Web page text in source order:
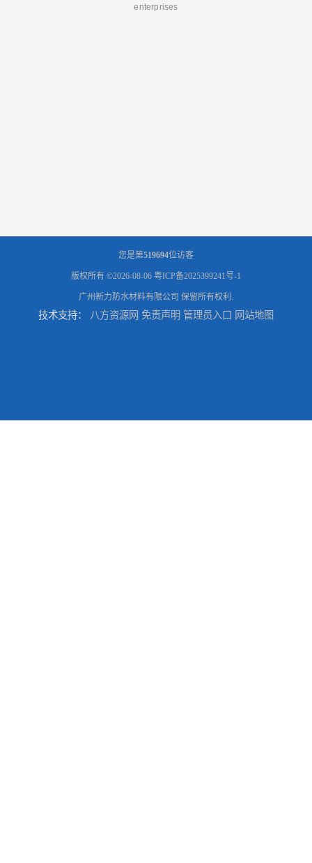
enterprises
您是第519694位访客
版权所有 ©2026-08-06 粤ICP备2025399241号-1
广州新力防水材料有限公司 保留所有权利.
技术支持： 八方资源网 免责声明 管理员入口 网站地图